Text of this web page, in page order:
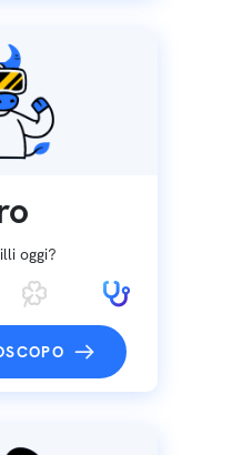
oggi?